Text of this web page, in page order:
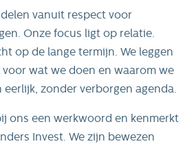
met dezelfde
vakmanschap,
en klanten
De
is bewust
en productie
de technische
vanuit respect voor
Onze focus ligt op relatie.
op de lange termijn. We leggen
wat we doen en waarom we
zonder verborgen agenda.
ons een werkwoord en kenmerkt
Invest. We zijn bewezen